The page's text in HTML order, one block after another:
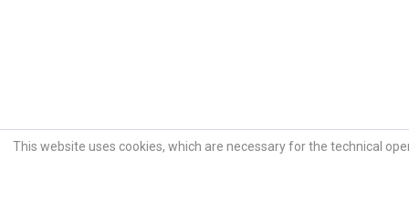
This website uses cookies, which are necessary for the technical